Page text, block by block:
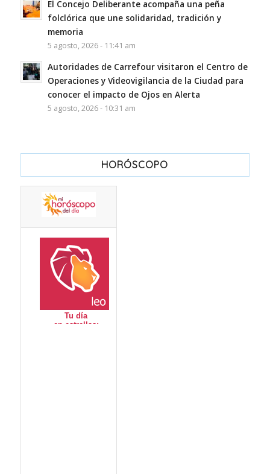
El Concejo Deliberante acompaña una peña
folclórica que une solidaridad, tradición y
memoria
5 agosto, 2026 - 11:41 am
Autoridades de Carrefour visitaron el Centro de
Operaciones y Videovigilancia de la Ciudad para
conocer el impacto de Ojos en Alerta
5 agosto, 2026 - 10:31 am
HORÓSCOPO